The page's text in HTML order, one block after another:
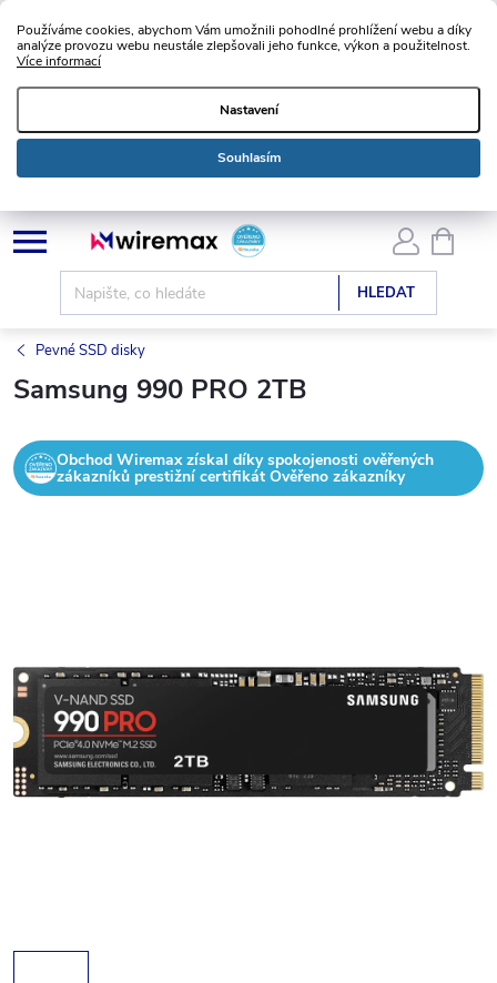
Používáme cookies, abychom Vám umožnili pohodlné prohlížení webu a díky
analýze provozu webu neustále zlepšovali jeho funkce, výkon a použitelnost.
Více informací
Nastavení
Souhlasím
Přejít
na
HLEDAT
KOŠÍK
Pevné SSD disky
Samsung 990 PRO 2TB
Obchod Wiremax získal díky spokojenosti ověřených
zákazníků prestižní certifikát Ověřeno zákazníky